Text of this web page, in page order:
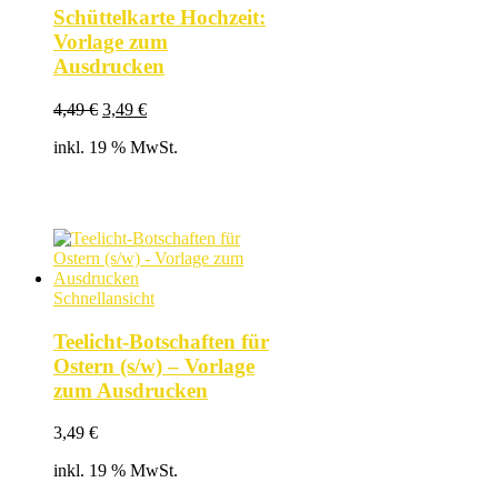
Schüttelkarte Hochzeit:
Vorlage zum
Ausdrucken
4,49€ Ursprünglicher
war:
3,49 €Aktueller
ist:
inkl. 19 % MwSt.
Schnellansicht
Teelicht-Botschaften für
Ostern (s/w) – Vorlage
zum Ausdrucken
3,49 €
inkl. 19 % MwSt.